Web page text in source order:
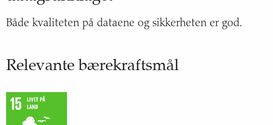
Både kvaliteten på dataene og sikkerheten er god.
Relevante bærekraftsmål
FNs
bærekraftsmål